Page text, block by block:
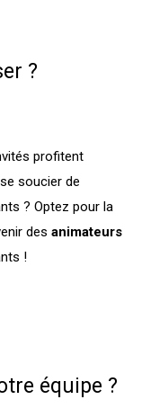
?
profitent
soucier de
? Optez pour la
des animateurs
!
équipe ?